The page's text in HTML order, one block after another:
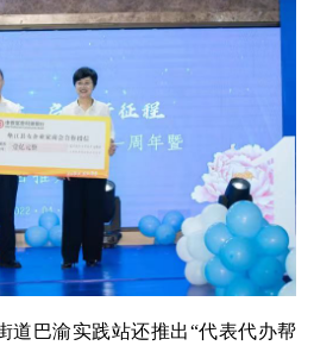
道巴渝实践站还推出“代表代办帮